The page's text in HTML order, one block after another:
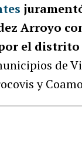
Arroyo
el distrito
de
y